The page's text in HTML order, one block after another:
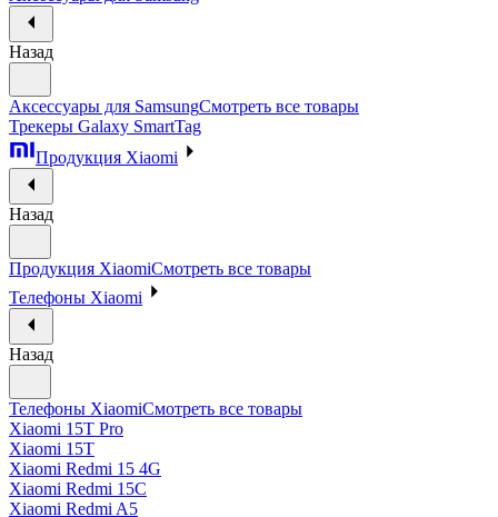
Назад
Аксессуары для SamsungСмотреть все товары
Трекеры Galaxy SmartTag
Продукция Xiaomi
Назад
Продукция XiaomiСмотреть все товары
Телефоны Xiaomi
Назад
Телефоны XiaomiСмотреть все товары
Xiaomi 15T Pro
Xiaomi 15T
Xiaomi Redmi 15 4G
Xiaomi Redmi 15C
Xiaomi Redmi A5